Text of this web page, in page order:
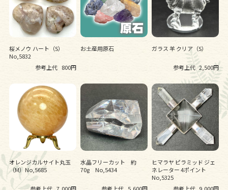
桜メノウ ハート（S）
No,5832
参考上代 800円
お土産用原石 ガラス 羊 クリア（S）
参考上代 2,500円
オレンジカルサイト丸玉
（M）No,5685
参考上代 7,000円
水晶フリーカット 約
70g No,5434
参考上代 5,600円
ヒマラヤ ピラミッド ジェ
ネレーター 4ポイント
No,5325
参考上代 9,000円